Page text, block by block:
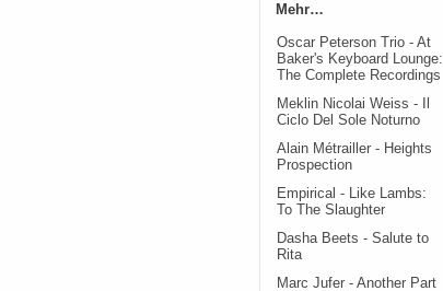
Mehr…
Oscar Peterson Trio - At
Baker's Keyboard Lounge:
The Complete Recordings
Meklin Nicolai Weiss - Il
Ciclo Del Sole Noturno
Alain Métrailler - Heights
Prospection
Empirical - Like Lambs:
To The Slaughter
Dasha Beets - Salute to
Rita
Marc Jufer - Another Part